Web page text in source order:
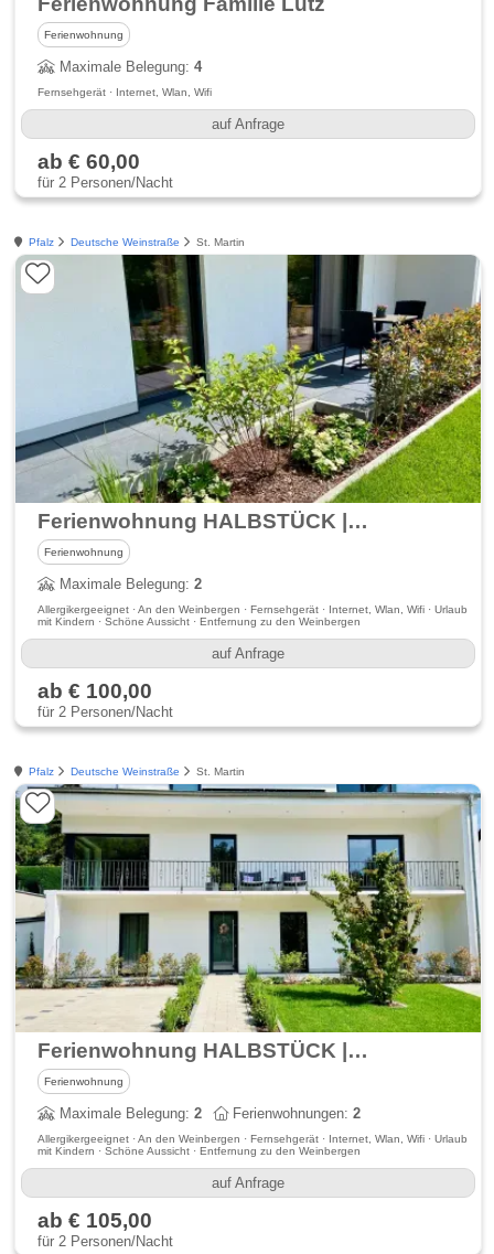
Ferienwohnung
Maximale Belegung:4
Fernsehgerät · Internet, Wlan, Wifi
auf Anfrage
ab € 60,00
für 2 Personen/Nacht
Pfalz Deutsche Weinstraße St. Martin
Ferienwohnung HALBSTÜCK | Pinot Noir
Ferienwohnung
Maximale Belegung:2
Allergikergeeignet · An den Weinbergen · Fernsehgerät · Internet, Wlan, Wifi · Urlaub
mit Kindern · Schöne Aussicht · Entfernung zu den Weinbergen
auf Anfrage
ab € 100,00
für 2 Personen/Nacht
Pfalz Deutsche Weinstraße St. Martin
Ferienwohnung HALBSTÜCK | Riesling
Ferienwohnung
Maximale Belegung:2 Ferienwohnungen:2
Allergikergeeignet · An den Weinbergen · Fernsehgerät · Internet, Wlan, Wifi · Urlaub
mit Kindern · Schöne Aussicht · Entfernung zu den Weinbergen
auf Anfrage
ab € 105,00
für 2 Personen/Nacht